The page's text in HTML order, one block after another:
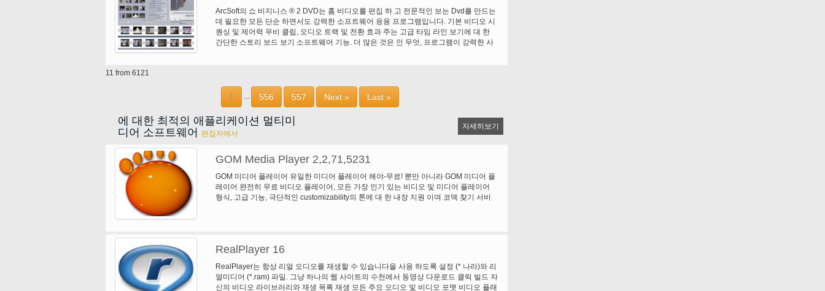
다. * ArcSoft TotalMedia ® 백업 및 레코드 2 쉽게 백업 또는 멀티미디어 및 데이터 파일
을 블루-레이 또는 DVD 디스크를 굽습니다. * ArcSoft 유틸리티 만들기 및 레코딩 디스크
이미지, 디스크, 및 디스크 레이블 만들기.
ArcSoft의 쇼 비지니스 ® 2 DVD는 홈 비디오를 편집 하 고 전문적인 보는 Dvd를 만드는
데 필요한 모든 단순 하면서도 강력한 소프트웨어 응용 프로그램입니다. 기본 비디오 시
퀀싱 및 제어력 무비 클립, 오디오 트랙 및 전환 효과 주는 고급 타임 라인 보기에 대 한
간단한 스토리 보드 보기 소프트웨어 기능. 더 많은 것은 인 무엇, 프로그램이 강력한 사
* 사용자 정의 메뉴와 내장 DVD 제작
11 from 6121
1 ... 556 557 Next » Last »
에 대한 최적의 애플리케이션 멀티미
디어 소프트웨어 편집자에서
자세히보기
GOM Media Player 2,2,71,5231
GOM 미디어 플레이어 유일한 미디어 플레이어 해야-무료! 뿐만 아니라 GOM 미디어 플
레이어 완전히 무료 비디오 플레이어, 모든 가장 인기 있는 비디오 및 미디어 플레이어
형식, 고급 기능, 극단적인 customizability의 톤에 대 한 내장 지원 이며 코덱 찾기 서비
"HTTPS URL"을 지원합니다. (Ctrl + U) 음악 파일 재생에 관련 된 환경 설정에 "음악
른 기타 수정, 수정, 및 변경
RealPlayer 16
RealPlayer는 항상 리얼 오디오를 재생할 수 있습니다을 사용 하도록 설정 (* 나라)와 리
얼미디어 (*.ram) 파일. 그냥 하나의 웹 사이트의 수천에서 동영상 다운로드 클릭 빌드 자
신의 비디오 라이브러리와 재생 목록 재생 모든 주요 오디오 및 비디오 포맷 비디오 플래